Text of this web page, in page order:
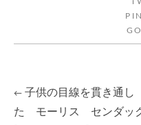
Post
← 子供の目線を貫き通し
た モーリス センダッ